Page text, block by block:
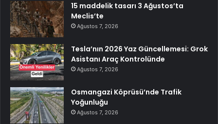
15 maddelik tasarı 3 Ağustos’ta
Meclis’te
Ağustos 7, 2026
Tesla’nın 2026 Yaz Güncellemesi: Grok
Asistanı Araç Kontrolünde
Ağustos 7, 2026
Osmangazi Köprüsü’nde Trafik
Yoğunluğu
Ağustos 7, 2026